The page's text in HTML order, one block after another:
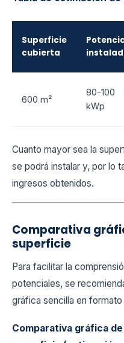
Superficie
cubierta
600 m²
80-100
kWp
Cuanto mayor sea la
se podrá instalar y, por lo
ingresos obtenidos.
Comparativa
superficie
Para facilitar la
potenciales, se
gráfica sencilla en
Comparativa gráfica